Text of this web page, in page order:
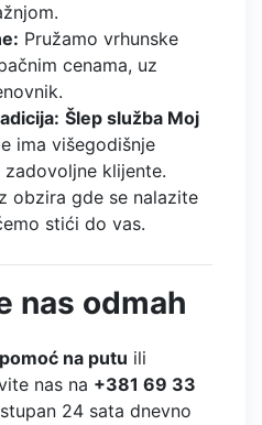
Pružamo vrhunske
cenama, uz
Šlep služba Moj
ima višegodišnje
klijente.
obzira gde se nalazite
stići do vas.
nas odmah
pomoć na putu ili
nas na +381 69 33
24 sata dnevno